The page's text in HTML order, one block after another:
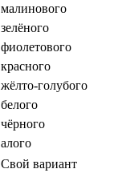
малинового
зелёного
фиолетового
красного
жёлто-голубого
белого
чёрного
алого
Свой вариант